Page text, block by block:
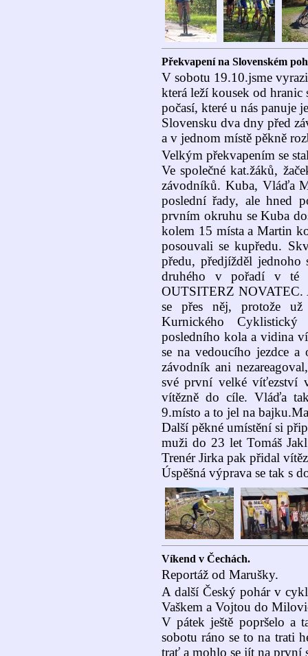
Překvapení na Slovenském
V sobotu 19.10.jsme
která leží kousek od
počasí, které u nás panuje
Slovensku dva dny před
a v jednom místě pěkně
Velkým překvapením se
Ve společné kat.žáků,
závodníků. Kuba, Vláďa
poslední řady, ale hned
prvním okruhu se Kuba
kolem 15 místa a Martin
posouvali se kupředu.
předu, předjížděl jednoho
druhého v pořadí v té
OUTSITERZ NOVATEC.
se přes něj, protože už
Kurnického
posledního kola a vidina
se na vedoucího jezdce
závodník ani
své první velké víťezství
vítězně do cíle. Vláďa
9.místo a to jel na
Další pěkné umístění si
muži do 23 let Tomáš
Trenér Jirka pak přidal
Úspěšná výprava se tak s
Víkend v Čechách.
Reportáž od Marušky.
A další Český pohár v
Vaškem a Vojtou do
V pátek ještě popršelo a
sobotu ráno se to na trati
trať a mohlo se jít na první